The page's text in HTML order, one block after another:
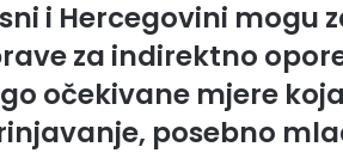
i Hercegovini
za indirektno
očekivane mjere
posebno